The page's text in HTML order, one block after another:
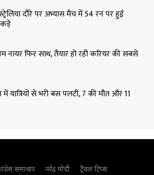
दौरे पर अभ्यास मैच में 54 रन पर हुई
नायर फिर साथ, तैयार हो रही करियर की सबसे
यात्रियों से भरी बस पलटी, 7 की मौत और 11
समाचार नरेंद्र मोदी
ट्रैवल टिप्स